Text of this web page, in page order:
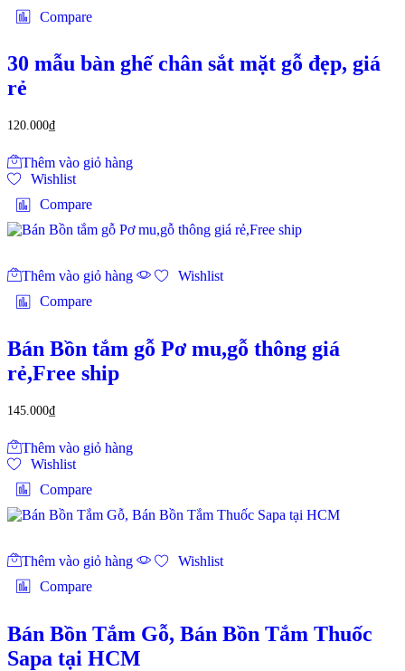
Compare
30 mẫu bàn ghế chân sắt mặt gỗ đẹp, giá
rẻ
120.000₫
Thêm vào giỏ hàng
Wishlist
Compare
Thêm vào giỏ hàng
Wishlist
Compare
Bán Bồn tắm gỗ Pơ mu,gỗ thông giá
rẻ,Free ship
145.000₫
Thêm vào giỏ hàng
Wishlist
Compare
Thêm vào giỏ hàng
Wishlist
Compare
Bán Bồn Tắm Gỗ, Bán Bồn Tắm Thuốc
Sapa tại HCM